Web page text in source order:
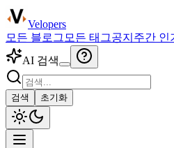
Velopers
모든 블로그 모든 태그공지 주간 인
AI 검색
검색 초기화